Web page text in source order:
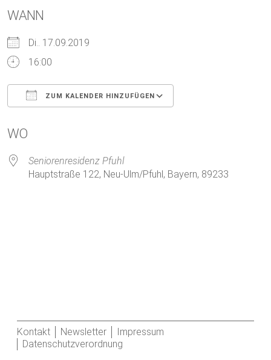
WANN
Di.. 17.09.2019
16:00
ZUM KALENDER HINZUFÜGEN
WO
Seniorenresidenz Pfuhl
Hauptstraße 122, Neu-Ulm/Pfuhl, Bayern, 89233
Kontakt Newsletter
Impressum
Datenschutzverordnung